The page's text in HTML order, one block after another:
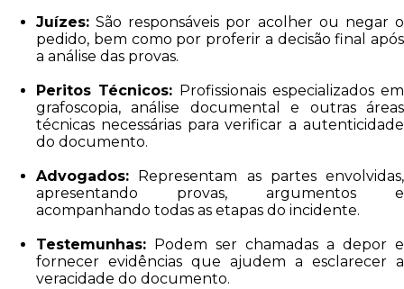
Juízes: São responsáveis por acolher ou negar o
pedido, bem como por proferir a decisão final após
a análise das provas.
Peritos Técnicos: Profissionais especializados em
grafoscopia, análise documental e outras áreas
técnicas necessárias para verificar a autenticidade
do documento.
Advogados: Representam as partes envolvidas,
apresentando provas, argumentos e
acompanhando todas as etapas do incidente.
Testemunhas: Podem ser chamadas a depor e
fornecer evidências que ajudem a esclarecer a
veracidade do documento.